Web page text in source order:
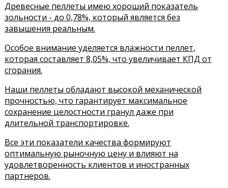
Древесные пеллеты имею хороший показатель
зольности - до 0,78%, который является без
завышения реальным.
Особое внимание уделяется влажности пеллет,
которая составляет 8,05%, что увеличивает КПД от
сгорания.
Наши пеллеты обладают высокой механической
прочностью, что гарантирует максимальное
сохранение целостности гранул даже при
длительной транспортировке.
Все эти показатели качества формируют
оптимальную рыночную цену и влияют на
удовлетворенность клиентов и иностранных
партнеров.